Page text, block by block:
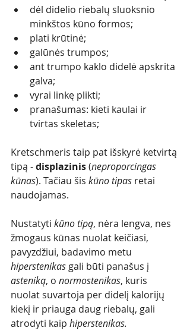
dėl didelio riebalų sluoksnio
minkštos kūno formos;
plati krūtinė;
galūnės trumpos;
ant trumpo kaklo didelė apskrita
galva;
vyrai linkę plikti;
pranašumas: kieti kaulai ir
tvirtas skeletas;
Kretschmeris taip pat išskyrė ketvirtą
tipą - displazinis (neproporcingas
kūnas). Tačiau šis kūno tipas retai
naudojamas.
Nustatyti kūno tipą, nėra lengva, nes
žmogaus kūnas nuolat keičiasi,
pavyzdžiui, badavimo metu
hiperstenikas gali būti panašus į
asteniką, o normostenikas, kuris
nuolat suvartoja per didelį kalorijų
kiekį ir priauga daug riebalų, gali
atrodyti kaip hiperstenikas.